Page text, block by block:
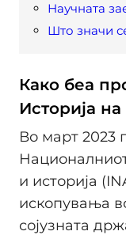
Научната
Што значи
Како беа
Историја
Во март 2023
и историја
ископувања
сојузната